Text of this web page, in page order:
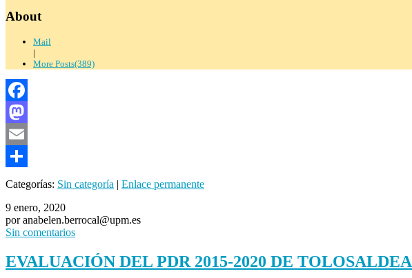
About
Mail
|
More Posts(389)
Facebook
Mastodon
Email
Compartir
Categorías: Sin categoría | Enlace permanente
9 enero, 2020
por anabelen.berrocal@upm.es
Sin comentarios
EVALUACIÓN DEL PDR 2015-2020 DE TOLOSALDEA